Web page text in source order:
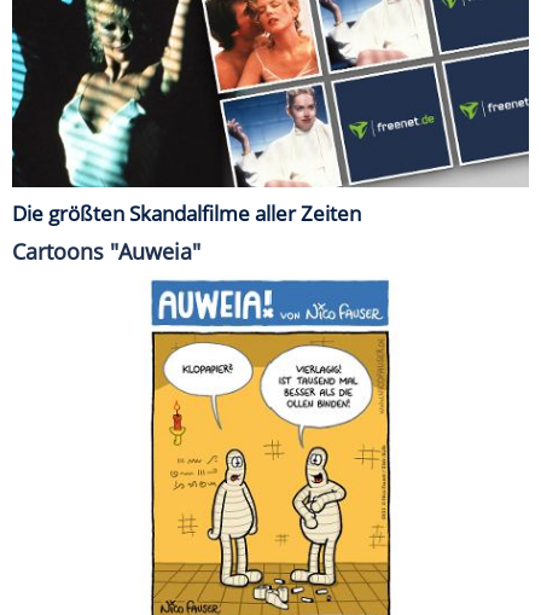
Die größten Skandalfilme aller Zeiten
Cartoons "Auweia"